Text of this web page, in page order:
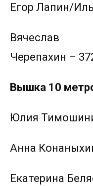
Егор Лапин/
Вячеслав
Черепахин –
Вышка 10
Юлия
Анна
Екатерина